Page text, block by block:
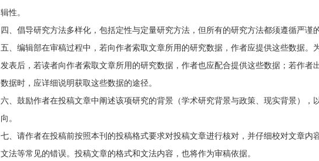
辑性。
四、倡导研究方法多样化，包括定性与定量研究方法，但所有的研究方法都须遵循严谨
五、编辑部在审稿过程中，若向作者索取文章所用的研究数据，作者应提供这些数据。
发表后，若读者向作者索取文章所用的研究数据，作者也应配合提供这些数据；若作者
数据时，应详细说明获取这些数据的途径。
六、鼓励作者在投稿文章中阐述该项研究的背景（学术研究背景与政策、现实背景），
向。
七、请作者在投稿前按照本刊的投稿格式要求对投稿文章进行核对，并仔细校对文章内
文法等常见的错误。投稿文章的格式和文法内容，也将作为审稿依据。